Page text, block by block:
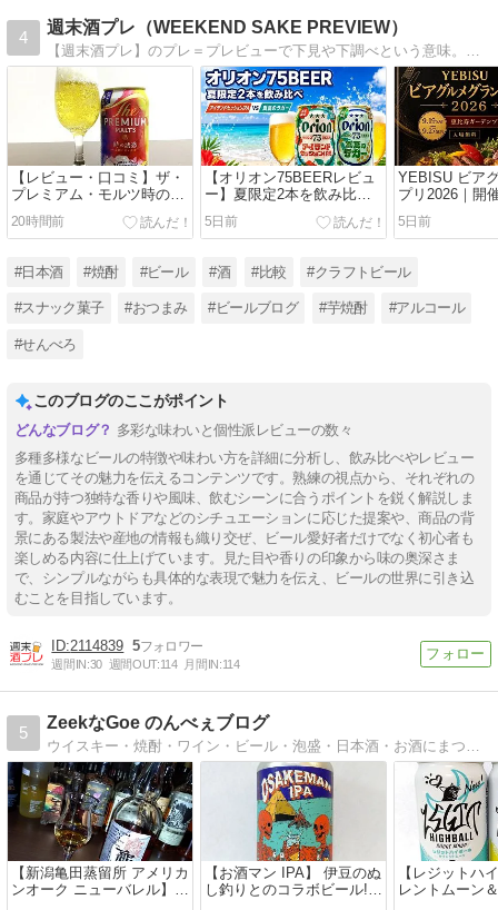
4
週末酒プレ（WEEKEND SAKE PREVIEW）
【週末酒プレ】のプレ＝プレビューで下見や下調べという意味。新しいお酒に出会いたい人が下調べができるブログを目指し、お酒の紹介や豆知識、お酒に合うおつまみ紹介記事を発信中。公式LINEはコチラから⇒https://lin.ee/7huEDty
【レビュー・口コミ】ザ・
プレミアム・モルツ時の誘
惑の味は？まずい？うま
い？度数6%の優美なビー
20時間前
【オリオン75BEERレビュ
ー】夏限定2本を飲み比べ
｜アイランドセッション
IPA・真夏のラガー
5日前
YEBISU ビア
プリ2026｜開
参加方法まとめ
5日前
#日本酒 #焼酎 #ビール #酒 #比較 #クラフトビール
#スナック菓子 #おつまみ #ビールブログ #芋焼酎 #アルコール
#せんべろ
このブログのここがポイント
多彩な味わいと個性派レビューの数々
多種多様なビールの特徴や味わい方を詳細に分析し、飲み比べやレビュー
を通じてその魅力を伝えるコンテンツです。熟練の視点から、それぞれの
商品が持つ独特な香りや風味、飲むシーンに合うポイントを鋭く解説しま
す。家庭やアウトドアなどのシチュエーションに応じた提案や、商品の背
景にある製法や産地の情報も織り交ぜ、ビール愛好者だけでなく初心者も
楽しめる内容に仕上げています。見た目や香りの印象から味の奥深さま
で、シンプルながらも具体的な表現で魅力を伝え、ビールの世界に引き込
むことを目指しています。
2114839 5
週間IN:30 週間OUT:114 月間IN:114
5
ZeekなGoe のんべぇブログ
ウイスキー・焼酎・ワイン・ビール・泡盛・日本酒・お酒にまつわるフードやおつまみのブログ。よろしくお願いしますm(__)m
【新潟亀田蒸留所 アメリカ
ンオーク ニューバレル】甘
【お酒マン IPA】 伊豆のぬ
し釣りとのコラボビール!!
【レジットハ
レントムーン